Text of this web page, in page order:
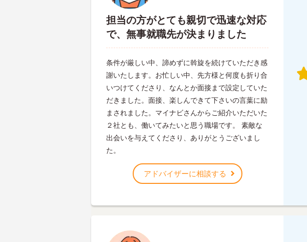
担当の方がとても親切で迅速な対応
で、無事就職先が決まりました
条件が厳しい中、諦めずに斡旋を続けていただき感
謝いたします。お忙しい中、先方様と何度も折り合
いつけてくださり、なんとか面接まで設定していた
だきました。面接、楽しんできて下さいの言葉に励
まされました。マイナビさんからご紹介いただいた
２社とも、働いてみたいと思う職場です。 素敵な
出会いを与えてくださり、ありがとうございまし
た。
アドバイザーに相談する